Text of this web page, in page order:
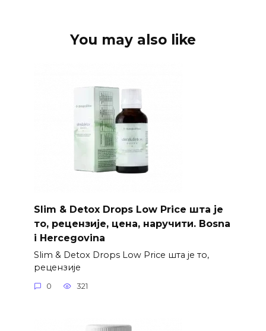
You may also like
Slim & Detox Drops Low Price шта је
то, рецензије, цена, наручити. Bosna
i Hercegovina
Slim & Detox Drops Low Price шта је то,
рецензије
0 321